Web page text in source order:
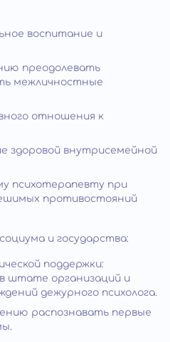
воспитание и
преодолевать
межличностные
отношения к
здоровой внутрисемейной
психотерапевту при
противостояний
и государства:
поддержки:
штате организаций и
дежурного психолога.
распознавать первые